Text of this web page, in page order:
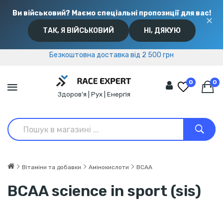
Ви військовий? Маємо спеціальні пропозиції для вас!
ТАК, Я ВІЙСЬКОВИЙ НІ, ДЯКУЮ
✕
Безкоштовна доставка від 2 500 грн
Безкоштовна доставка від 2 500 грн
Здоров’я | Рух | Енергія
0 0
Вітаміни та добавки Амінокислоти BCAA
BCAA science in sport (sis)